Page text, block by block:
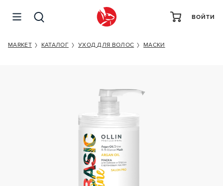
ВОЙТИ
MARKET КАТАЛОГ УХОД ДЛЯ ВОЛОС МАСКИ
OLLIN PROFESSIONAL BASIC LINE ARGAN OIL SHINE &